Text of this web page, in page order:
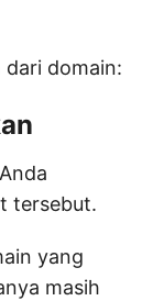
domain:
tersebut.
yang
masih